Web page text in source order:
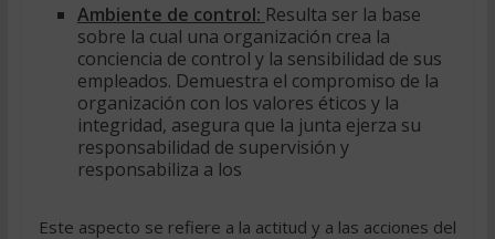
Ambiente de control: Resulta ser la base
sobre la cual una organización crea la
conciencia de control y la sensibilidad de sus
empleados. Demuestra el compromiso de la
organización con los valores éticos y la
integridad, asegura que la junta ejerza su
responsabilidad de supervisión y
responsabiliza a los
Este aspecto se refiere a la actitud y a las acciones del